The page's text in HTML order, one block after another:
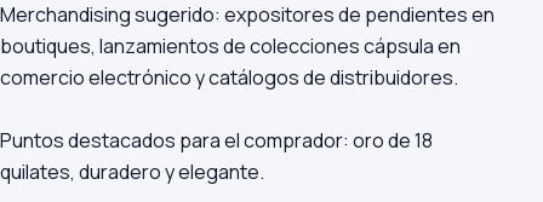
Merchandising sugerido: expositores de pendientes en
boutiques, lanzamientos de colecciones cápsula en
comercio electrónico y catálogos de distribuidores.
Puntos destacados para el comprador: oro de 18
quilates, duradero y elegante.